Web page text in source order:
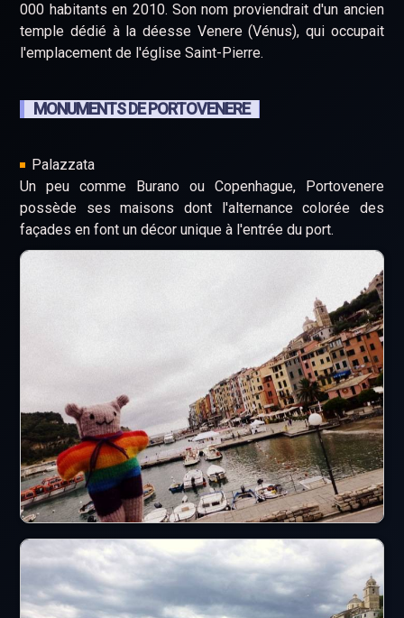
000 habitants en 2010. Son nom proviendrait d'un ancien
temple dédié à la déesse Venere (Vénus), qui occupait
l'emplacement de l'église Saint-Pierre.
MONUMENTS DE PORTOVENERE
Palazzata
Un peu comme Burano ou Copenhague, Portovenere
possède ses maisons dont l'alternance colorée des
façades en font un décor unique à l'entrée du port.